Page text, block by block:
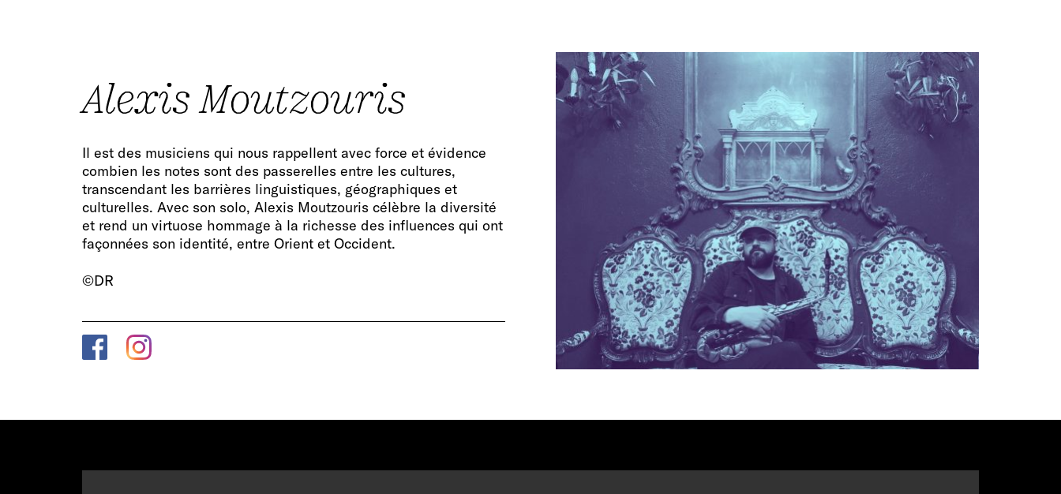
Alexis Moutzouris
Il est des musiciens qui nous rappellent avec force et évidence
combien les notes sont des passerelles entre les cultures,
transcendant les barrières linguistiques, géographiques et
culturelles. Avec son solo, Alexis Moutzouris célèbre la diversité
et rend un virtuose hommage à la richesse des influences qui ont
façonnées son identité, entre Orient et Occident.
©DR